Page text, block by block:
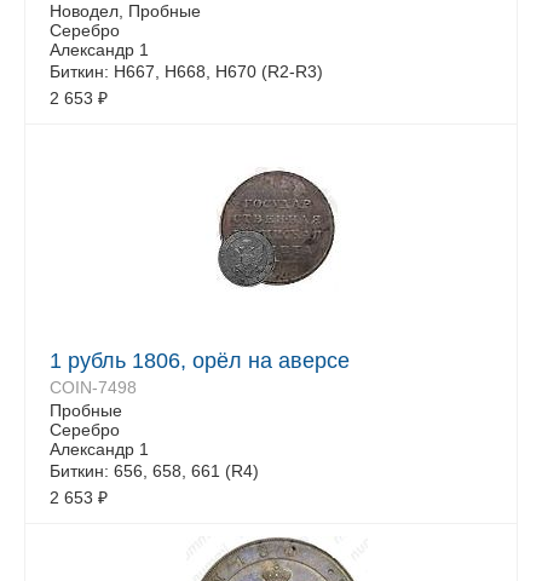
Новодел, Пробные
Серебро
Александр 1
Биткин: Н667, Н668, Н670 (R2-R3)
2 653 ₽
1 рубль 1806, орёл на аверсе
COIN-7498
Пробные
Серебро
Александр 1
Биткин: 656, 658, 661 (R4)
2 653 ₽